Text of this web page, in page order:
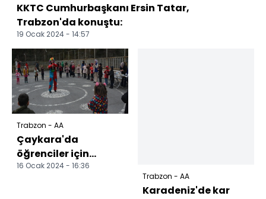
KKTC Cumhurbaşkanı Ersin Tatar,
Trabzon'da konuştu:
19 Ocak 2024 - 14:57
Trabzon - AA
Çaykara'da
öğrenciler için
etkinlik düzenlendi
16 Ocak 2024 - 16:36
Trabzon - AA
Karadeniz'de kar